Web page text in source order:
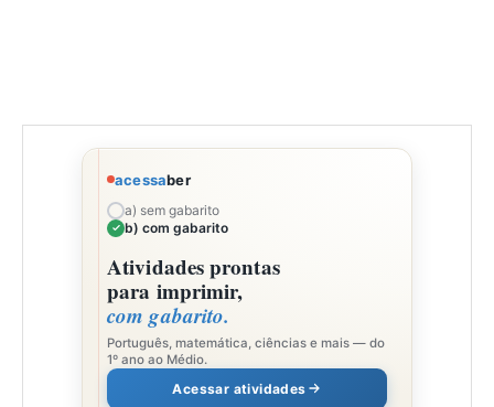
acessaber
a) sem gabarito
b) com gabarito
Atividades prontas
para imprimir,
com gabarito.
Português, matemática, ciências e mais — do
1º ano ao Médio.
Acessar atividades